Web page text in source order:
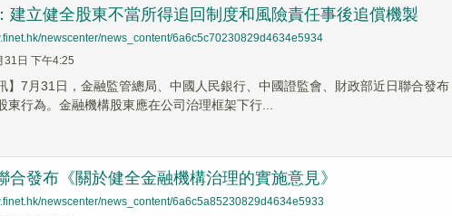
建立健全股東不當所得追回制度和風險責任事後追償機製
newscenter/news_content/6a6c5c70230829d4634e5934
31日 下午4:25
】7月31日，金融監管總局、中國人民銀行、中國證監會、財政部近日聯合發
東行為。金融機構股東應在公司治理框架下行...
合發布《關於健全金融機構治理的實施意見》
newscenter/news_content/6a6c5a85230829d4634e5933